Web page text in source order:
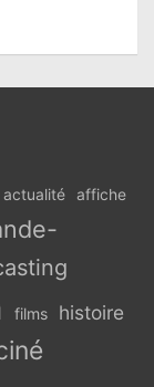
actualité affiche
films histoire